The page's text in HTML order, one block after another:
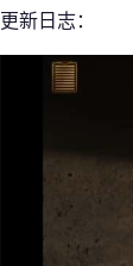
更新日志：